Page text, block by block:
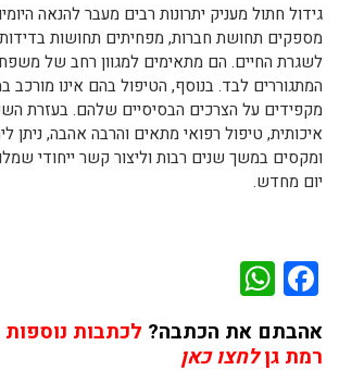
גידול חתול מעניק יתרונות רבים מעבר להנאה
מספקים תחושת חברות, מפחיתים תחושות
לשגרת החיים. הם מתאימים למגוון רחב של
המתגוררים לבד. בנוסף, הטיפול בהם אינו מורכב
מקפידים על הצרכים הבסיסיים שלהם. בעזרת
איכותית, טיפול רפואי מתאים והרבה אהבה, ניתן
ומקסים במשך שנים רבות וליצור קשר ייחודי
יום מחדש.
Facebook
אהבתם את הכתבה? לכתבות
רמת גןלחצו כאן